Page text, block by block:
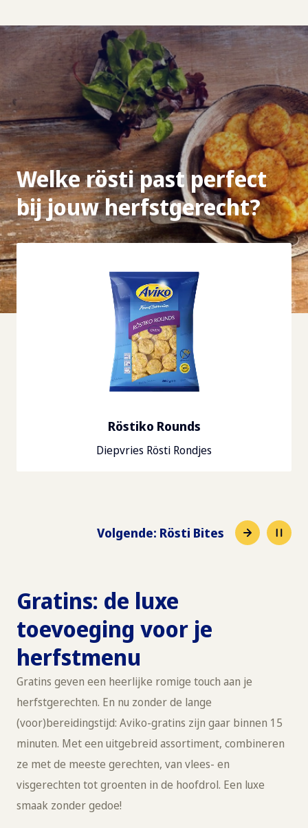
Volgende: Rösti Bites
Welke rösti past perfect
bij jouw herfstgerecht?
Röstiko Rounds
Diepvries Rösti Rondjes
Gratins: de luxe
toevoeging voor je
herfstmenu
Gratins geven een heerlijke romige touch aan je
herfstgerechten. En nu zonder de lange
(voor)bereidingstijd: Aviko-gratins zijn gaar binnen 15
minuten. Met een uitgebreid assortiment, combineren
ze met de meeste gerechten, van vlees- en
visgerechten tot groenten in de hoofdrol. Een luxe
smaak zonder gedoe!